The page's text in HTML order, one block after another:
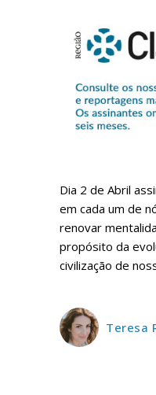
Dia 2 de Abril
em cada um de
renovar
propósito da
civilização de
Teresa